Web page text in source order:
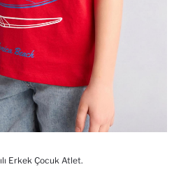
Erkek Çocuk Atlet.